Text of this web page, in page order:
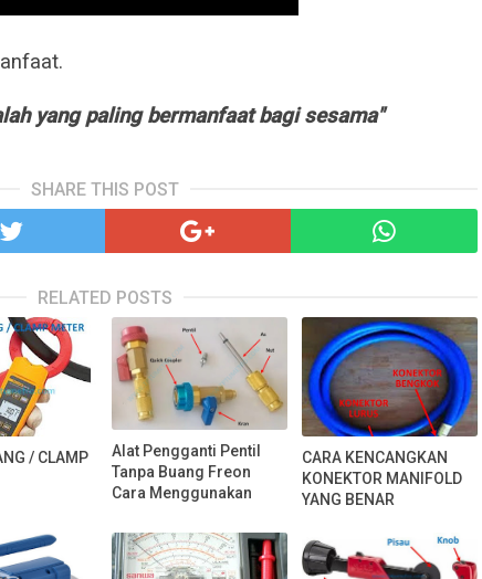
yang paling bermanfaat bagi sesama"
SHARE THIS POST
RELATED POSTS
/ CLAMP
Alat Pengganti Pentil
Tanpa Buang Freon
Cara Menggunakan
CARA KENCANGKAN
KONEKTOR MANIFOLD
YANG BENAR